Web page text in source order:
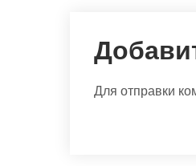
Для отправки